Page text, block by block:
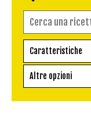
Caratteristiche
Ricetta vegetariana
Senza glutine
Altre opzioni